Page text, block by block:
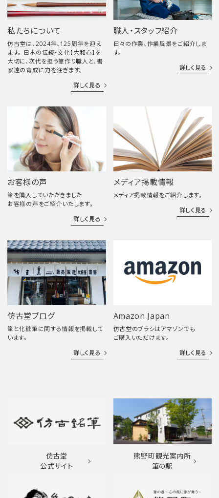
私たちについて
仿古堂は、2024年、125周年を迎え
ます。 日本の伝統・文化【大和心】を
大切に、次代を担う筆作り職人と、書
家達の育成に力を注ぎます。
詳しく見る
職人・スタッフ紹介
日々の作業、作業風景をご紹介しま
す。
詳しく見る
お客様の声
筆を購入していただきました
お客様の声をご紹介いたします。
詳しく見る
メディア掲載情報
メディア掲載情報をご紹介します。
詳しく見る
仿古堂ブログ
筆と化粧筆に関する情報を掲載して
います。
詳しく見る
Amazon Japan
仿古堂のブラシはアマゾンでも
ご購入いただけます。
詳しく見る
仿古堂
公式サイト
熊野町観光案内所
筆の駅